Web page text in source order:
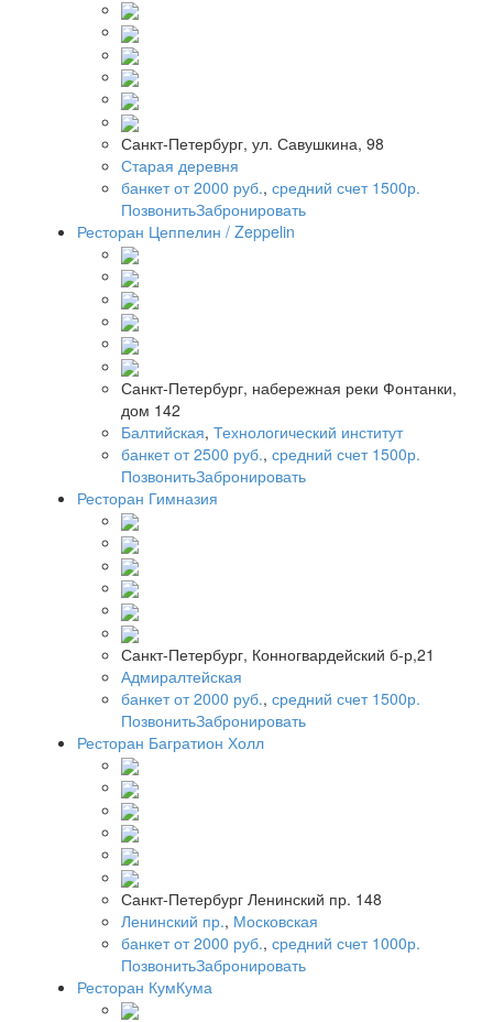
Санкт-Петербург, ул. Савушкина, 98
Старая деревня
банкет от 2000 руб., средний счет 1500р.
ПозвонитьЗабронировать
Ресторан Цеппелин / Zeppelin
Санкт-Петербург, набережная реки Фонтанки,
дом 142
Балтийская, Технологический институт
банкет от 2500 руб., средний счет 1500р.
ПозвонитьЗабронировать
Ресторан Гимназия
Санкт-Петербург, Конногвардейский б-р,21
Адмиралтейская
банкет от 2000 руб., средний счет 1500р.
ПозвонитьЗабронировать
Ресторан Багратион Холл
Санкт-Петербург Ленинский пр. 148
Ленинский пр., Московская
банкет от 2000 руб., средний счет 1000р.
ПозвонитьЗабронировать
Ресторан КумКума